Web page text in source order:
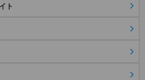
ト